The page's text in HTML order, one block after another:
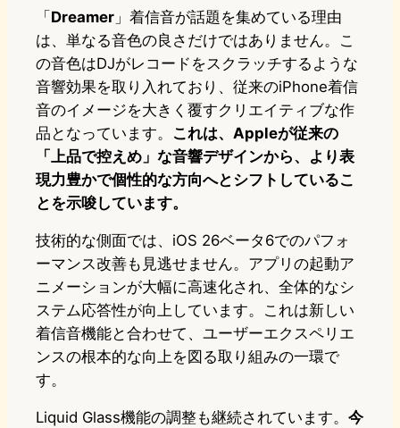
「 Dreamer 」着信音が話題を集めている理由
は、単なる音色の良さだけではありません。こ
の音色はDJがレコードをスクラッチするような
音響効果を取り入れており、従来のiPhone着信
音のイメージを大きく覆すクリエイティブな作
品となっています。 これは、Appleが従来の
「上品で控えめ」な音響デザインから、より表
現力豊かで個性的な方向へとシフトしているこ
とを示唆しています。
技術的な側面では、iOS 26ベータ6でのパフォ
ーマンス改善も見逃せません。アプリの起動ア
ニメーションが大幅に高速化され、全体的なシ
ステム応答性が向上しています。これは新しい
着信音機能と合わせて、ユーザーエクスペリエ
ンスの根本的な向上を図る取り組みの一環で
す。
Liquid Glass機能の調整も継続されています。 今